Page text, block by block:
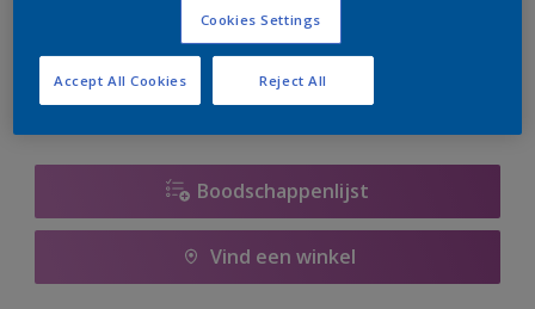
te bestellen. Houd de website in de gaten, we werken
er hard aan om de voorraad aan te vullen.
Boodschappenlijst
Vind een winkel
Cookies Settings
Reject All
Accept All Cookies